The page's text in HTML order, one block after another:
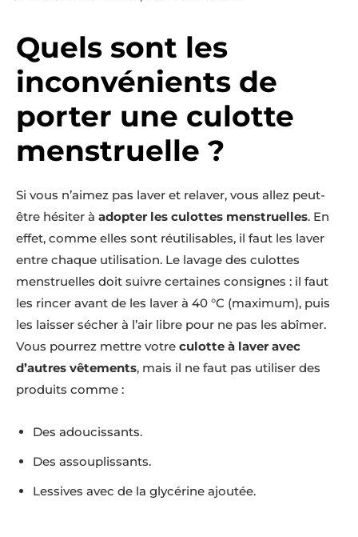
Quels sont les
inconvénients de
porter une culotte
menstruelle ?
Si vous n’aimez pas laver et relaver, vous allez peut-
être hésiter à adopter les culottes menstruelles. En
effet, comme elles sont réutilisables, il faut les laver
entre chaque utilisation. Le lavage des culottes
menstruelles doit suivre certaines consignes : il faut
les rincer avant de les laver à 40 °C (maximum), puis
les laisser sécher à l’air libre pour ne pas les abîmer.
Vous pourrez mettre votre culotte à laver avec
d’autres vêtements, mais il ne faut pas utiliser des
produits comme :
Des adoucissants.
Des assouplissants.
Lessives avec de la glycérine ajoutée.